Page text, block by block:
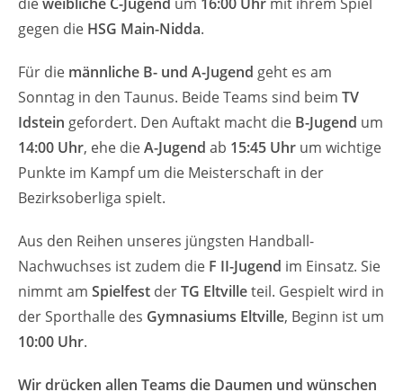
gegen die HSG Main-Nidda.
Für die männliche B- und A-Jugend geht es am
Sonntag in den Taunus. Beide Teams sind beim TV
Idstein gefordert. Den Auftakt macht die B-Jugend um
14:00 Uhr, ehe dieA-Jugend ab 15:45 Uhr um wichtige
Punkte im Kampf um die Meisterschaft in der
Bezirksoberliga spielt.
Aus den Reihen unseres jüngsten Handball-
Nachwuchses ist zudem die F II-Jugend im Einsatz. Sie
nimmt am Spielfest derTG Eltvilleteil. Gespielt wird in
der Sporthalle des Gymnasiums Eltville, Beginn ist um
10:00 Uhr.
Wir drücken allen Teams die Daumen und wünschen